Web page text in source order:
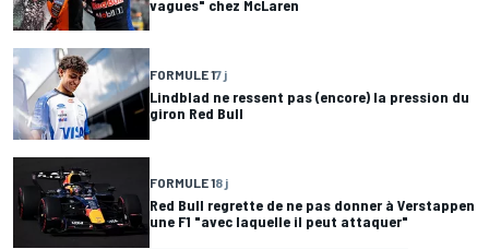
vagues" chez McLaren
FORMULE 17 j
Lindblad ne ressent pas (encore) la pression du
giron Red Bull
FORMULE 18 j
Red Bull regrette de ne pas donner à Verstappen
une F1 "avec laquelle il peut attaquer"